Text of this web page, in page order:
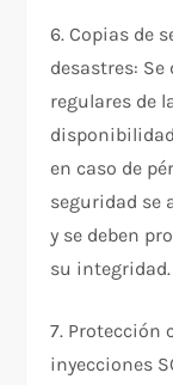
6. Copias de
desastres:
regulares de
en caso de
seguridad se
y se deben
su integridad.
7. Protección
inyecciones